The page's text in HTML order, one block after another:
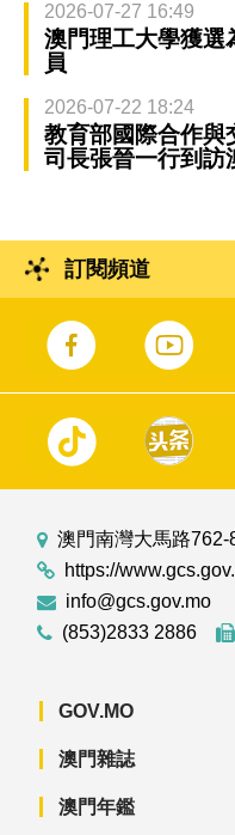
2026-07-27 16:49
澳門理工大學獲選
員
2026-07-22 18:24
教育部國際合作與
司長張晉一行到訪
訂閱頻道
澳門南灣大馬路
https://
info@gcs.gov.mo
(853)2833 2886
GOV.MO
澳門雜誌
澳門年鑑